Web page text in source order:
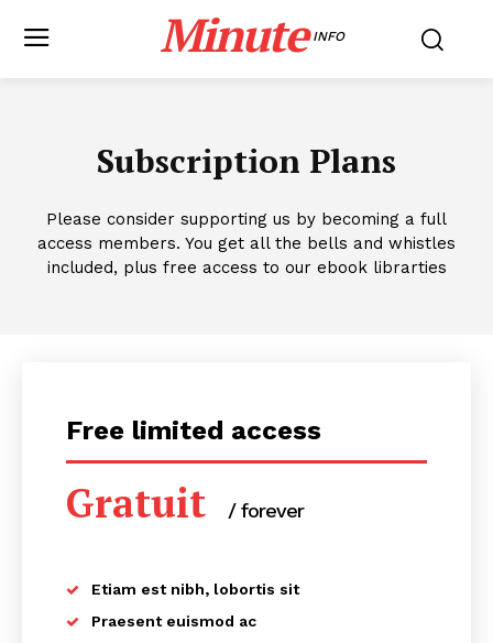
Minute INFO
Subscription Plans
Please consider supporting us by becoming a full
access members. You get all the bells and whistles
included, plus free access to our ebook librarties
Free limited access
Gratuit / forever
Etiam est nibh, lobortis sit
Praesent euismod ac